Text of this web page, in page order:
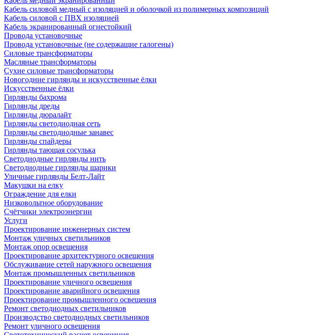
Кабель силовой медный с изоляцией и оболочкой из полимерных композиций
Кабель силовой с ПВХ изоляцией
Кабель экранированный огнестойкий
Провода установочные
Провода установочные (не содержащие галогены)
Силовые трансформаторы
Масляные трансформаторы
Сухие силовые трансформаторы
Новогодние гирлянды и искусственные ёлки
Искусственные ёлки
Гирлянды бахрома
Гирлянды дреды
Гирлянды дюралайт
Гирлянды светодиодная сеть
Гирлянды светодиодные занавес
Гирлянды спайдеры
Гирлянды тающая сосулька
Светодиодные гирлянды нить
Светодиодные гирлянды шарики
Уличные гирлянды Белт-Лайт
Макушки на елку
Ограждение для елки
Низковольтное оборудование
Счётчики электроэнергии
Услуги
Проектирование инженерных систем
Монтаж уличных светильников
Монтаж опор освещения
Проектирование архитектурного освещения
Обслуживание сетей наружного освещения
Монтаж промышленных светильников
Проектирование уличного освещения
Проектирование аварийного освещения
Проектирование промышленного освещения
Ремонт светодиодных светильников
Производство светодиодных светильников
Ремонт уличного освещения